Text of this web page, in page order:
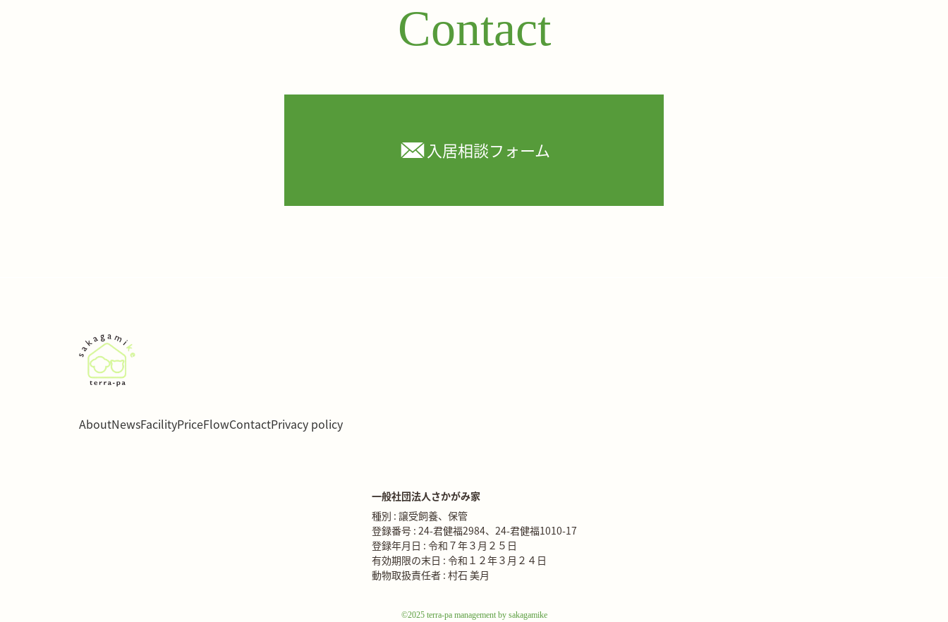
Contact
入居相談フォーム
AboutNewsFacilityPriceFlowContactPrivacy policy
一般社団法人さかがみ家
種別 : 譲受飼養、保管
登録番号 : 24-君健福2984、24-君健福1010-17
登録年月日 : 令和７年３月２５日
有効期限の末日 : 令和１２年３月２４日
動物取扱責任者 : 村石 美月
©2025 terra-pa management by sakagamike